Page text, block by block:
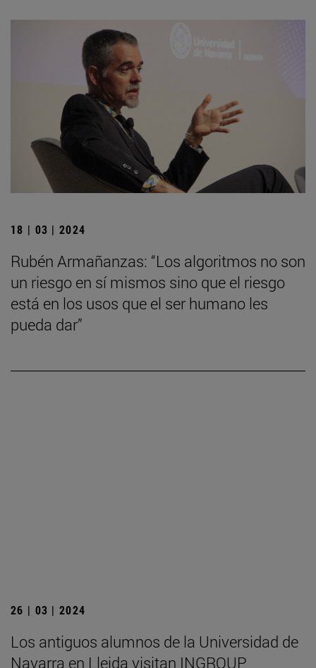
18 | 03 | 2024
Rubén Armañanzas: “Los algoritmos no son
un riesgo en sí mismos sino que el riesgo
está en los usos que el ser humano les
pueda dar”
26 | 03 | 2024
Los antiguos alumnos de la Universidad de
Navarra en Lleida visitan INGROUP